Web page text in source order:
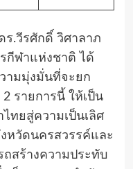
ร.วีรศักดิ์ วิศาลาภ
กีฬาแห่งชาติ ได้
ามมุ่งมั่นที่จะยก
รายการนี้ ให้เป็น
ทยสู่ความเป็นเลิศ
หวัดนครสวรรค์และ
สร้างความประทับ